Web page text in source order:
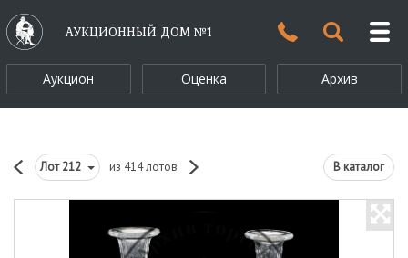
АУКЦИОННЫЙ ДОМ №1
Аукцион Оценка Архив
Лот212 из 414 лотов В каталог